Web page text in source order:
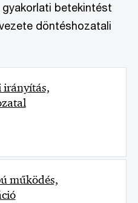
betekintést
döntéshozatali
irányítás,
működés,